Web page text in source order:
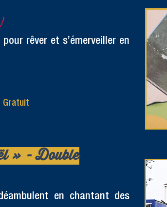
rêver et s’émerveiller en
Gratuit
» - Double
en chantant des